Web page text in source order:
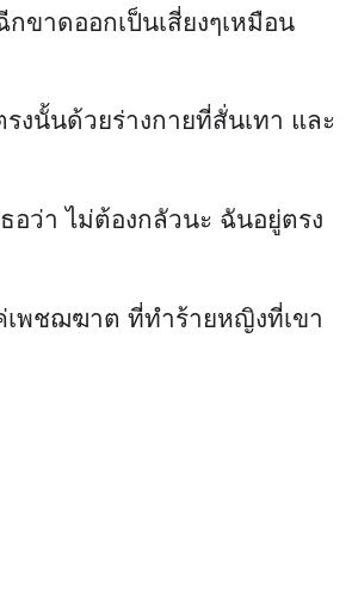
งนั้นด้วยร่างกายที่สั่นเทา และ
อว่า ไม่ต้องกลัวนะ ฉันอยู่ตรง
เพชฌฆาต ที่ทำร้ายหญิงที่เขา